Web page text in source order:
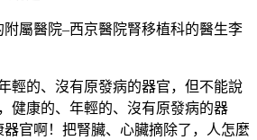
屬醫院–西京醫院腎移植科的醫生李
輕的、沒有原發病的器官，但不能說
健康的、年輕的、沒有原發病的器
官啊！把腎臟、心臟摘除了，人怎麼